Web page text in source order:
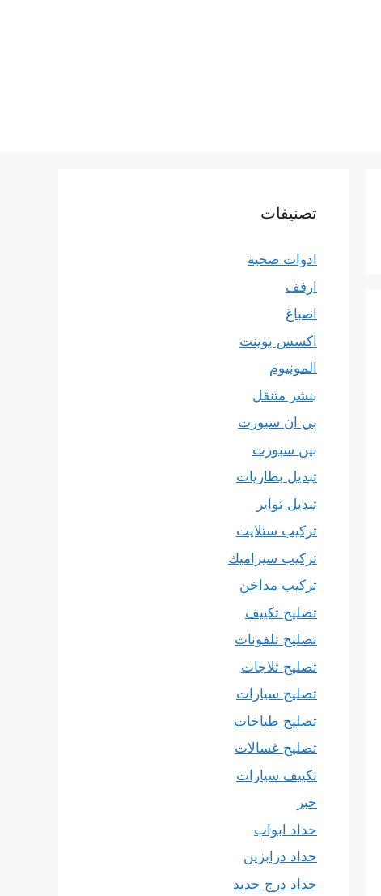
تصنيفات
ادوات صحية
ارفف
اصباغ
اكسس بوينت
المونيوم
بنشر متنقل
بي ان سبورت
بين سبورت
تبديل بطاريات
تبديل تواير
تركيب ستلايت
تركيب سيراميك
تركيب مداخن
تصليح تكييف
تصليح تلفونات
تصليح ثلاجات
تصليح سيارات
تصليح طباخات
تصليح غسالات
تكييف سيارات
حبر
حداد ابواب
حداد درابزين
حداد درج حديد